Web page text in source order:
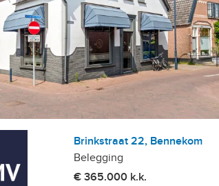
Brinkstraat 22, Bennekom
Belegging
€ 365.000 k.k.